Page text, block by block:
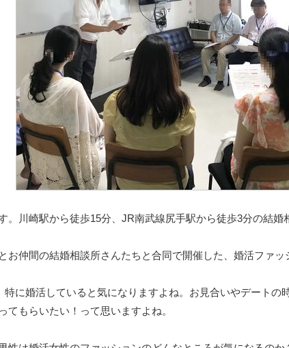
。川崎駅から徒歩15分、JR南武線尻手駅から徒歩3分の結婚
お仲間の結婚相談所さんたちと合同で開催した、婚活ファッ
特に婚活していると気になりますよね。お見合いやデートの
てもらいたい！って思いますよね。